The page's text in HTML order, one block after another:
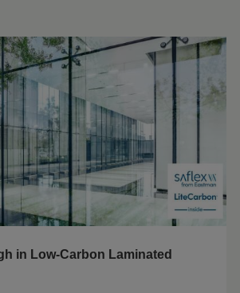
in Low-Carbon Laminated